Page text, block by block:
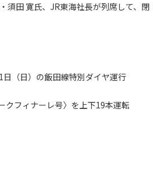
須田 寛氏、JR東海社長が列席して、閉
（日）の飯田線特別ダイヤ運行
フィナーレ号〉を上下19本運転